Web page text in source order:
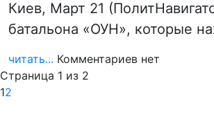
Киев, Март 21
батальона «ОУН», которые
читать... Комментариев нет
Страница 1 из 2
12